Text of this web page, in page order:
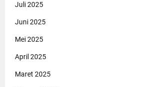
Juli 2025
Juni 2025
Mei 2025
April 2025
Maret 2025